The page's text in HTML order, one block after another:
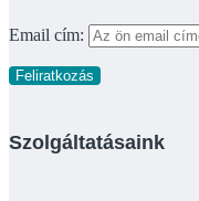
Email cím:
Szolgáltatásaink